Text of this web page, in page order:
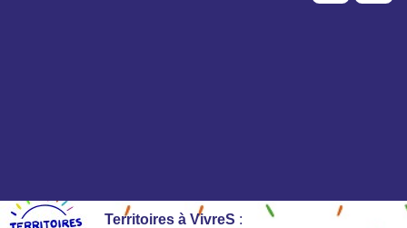
Territoires à VivreS :